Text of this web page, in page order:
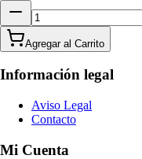
Agregar al Carrito
Información legal
Aviso Legal
Contacto
Mi Cuenta